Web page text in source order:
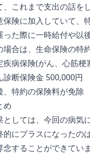
、これまで支出の話を
保険に加入していて、
った際に一時給付や以
場合は、生命保険の特
疾病保険(がん、心筋梗
診断保険金 500,000円
、特約の保険料が免除
め
としては、今回の病気
的にプラスになったの
念することができていま